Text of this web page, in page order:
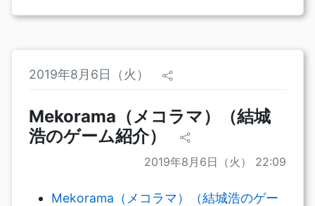
2019年8月6日（火）
Mekorama（メコラマ）（結城
浩のゲーム紹介）
2019年8月6日（火） 22:09
Mekorama（メコラマ）（結城浩のゲー